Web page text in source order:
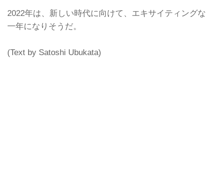
2022年は、新しい時代に向けて、エキサイティングな
一年になりそうだ。
(Text by Satoshi Ubukata)